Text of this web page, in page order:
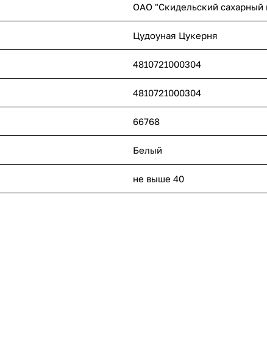
ОАО "Скидельский сахарный
Цудоуная Цукерня
4810721000304
4810721000304
66768
Белый
не выше 40